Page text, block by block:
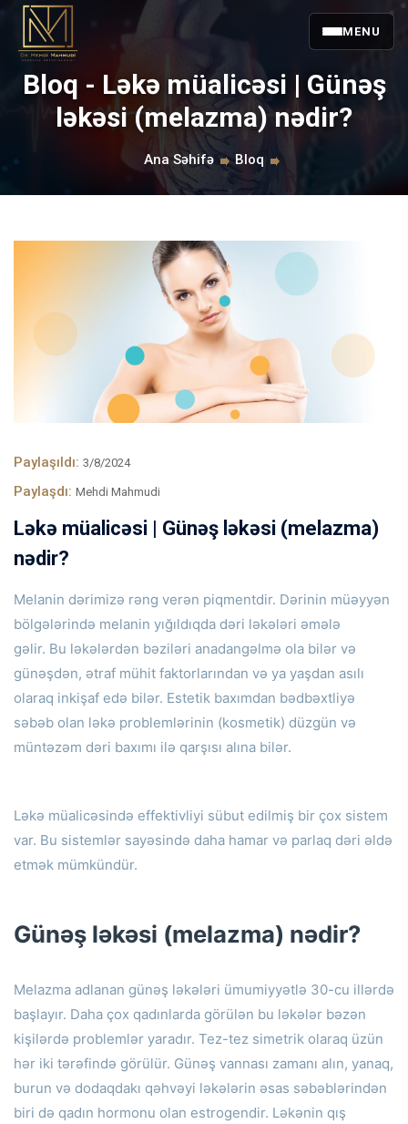
MENU
Bloq - Ləkə müalicəsi | Günəş
ləkəsi (melazma) nədir?
Ana Səhifə Bloq
Paylaşıldı: 3/8/2024
Paylaşdı: Mehdi Mahmudi
Ləkə müalicəsi | Günəş ləkəsi (melazma)
nədir?
Melanin dərimizə rəng verən piqmentdir. Dərinin müəyyən
bölgələrində melanin yığıldıqda dəri ləkələri əmələ
gəlir. Bu ləkələrdən bəziləri anadangəlmə ola bilər və
günəşdən, ətraf mühit faktorlarından və ya yaşdan asılı
olaraq inkişaf edə bilər. Estetik baxımdan bədbəxtliyə
səbəb olan ləkə problemlərinin (kosmetik) düzgün və
müntəzəm dəri baxımı ilə qarşısı alına bilər.
Ləkə müalicəsində effektivliyi sübut edilmiş bir çox sistem
var. Bu sistemlər sayəsində daha hamar və parlaq dəri əldə
etmək mümkündür.
Günəş ləkəsi (melazma) nədir?
Melazma adlanan günəş ləkələri ümumiyyətlə 30-cu illərdə
başlayır. Daha çox qadınlarda görülən bu ləkələr bəzən
kişilərdə problemlər yaradır. Tez-tez simetrik olaraq üzün
hər iki tərəfində görülür. Günəş vannası zamanı alın, yanaq,
burun və dodaqdakı qəhvəyi ləkələrin əsas səbəblərindən
biri də qadın hormonu olan estrogendir. Ləkənin qış